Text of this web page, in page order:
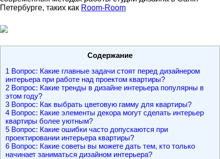
Петербурге, таких как Room-Room
Содержание
1 Вопрос: Какие главные задачи стоят перед дизайнером
интерьера при работе над проектом квартиры?
2 Вопрос: Какие тренды в дизайне интерьера популярны в
этом году?
3 Вопрос: Как выбрать цветовую гамму для квартиры?
4 Вопрос: Какие элементы декора могут сделать интерьер
квартиры более уютным?
5 Вопрос: Какие ошибки часто допускаются при
проектировании интерьера квартиры?
6 Вопрос: Какие советы вы можете дать тем, кто только
начинает заниматься дизайном интерьера?